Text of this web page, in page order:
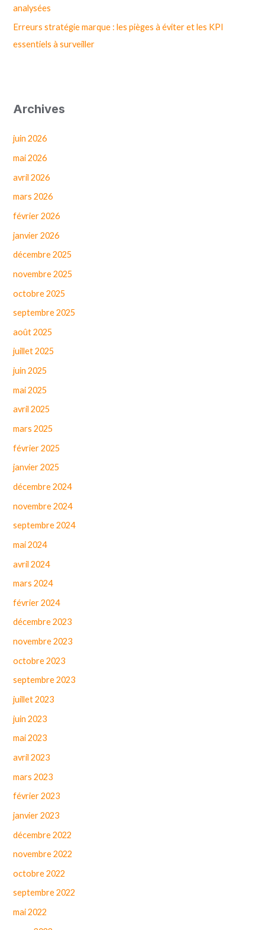
analysées
Erreurs stratégie marque : les pièges à éviter et les KPI
essentiels à surveiller
Archives
juin 2026
mai 2026
avril 2026
mars 2026
février 2026
janvier 2026
décembre 2025
novembre 2025
octobre 2025
septembre 2025
août 2025
juillet 2025
juin 2025
mai 2025
avril 2025
mars 2025
février 2025
janvier 2025
décembre 2024
novembre 2024
septembre 2024
mai 2024
avril 2024
mars 2024
février 2024
décembre 2023
novembre 2023
octobre 2023
septembre 2023
juillet 2023
juin 2023
mai 2023
avril 2023
mars 2023
février 2023
janvier 2023
décembre 2022
novembre 2022
octobre 2022
septembre 2022
mai 2022